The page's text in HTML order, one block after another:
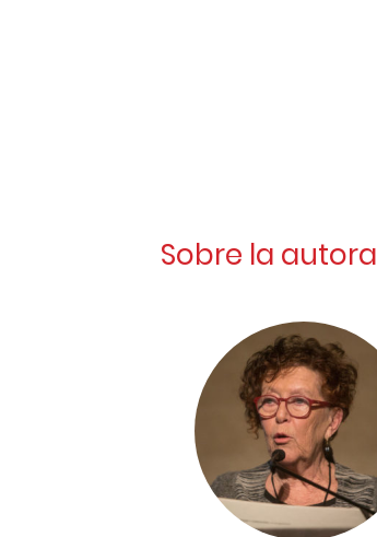
Sobre la autora